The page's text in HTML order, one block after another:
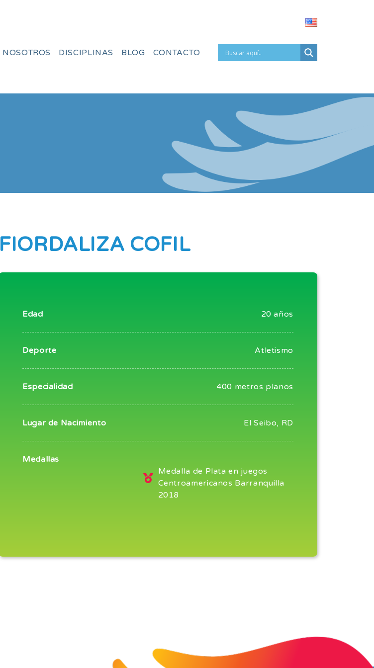
NOSOTROS DISCIPLINAS BLOG CONTACTO
FIORDALIZA COFIL
Edad 20 años
Deporte Atletismo
Especialidad 400 metros planos
Lugar de Nacimiento El Seibo, RD
Medallas
Medalla de Plata en juegos
Centroamericanos Barranquilla
2018